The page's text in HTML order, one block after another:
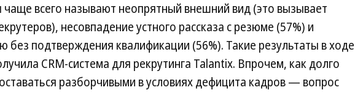
всего называют неопрятный внешний вид (это вызывает
несовпадение устного рассказа с резюме (57%) и
без подтверждения квалификации (56%). Такие результаты в ходе
CRM-система для рекрутинга Talantix. Впрочем, как долго
разборчивыми в условиях дефицита кадров — вопрос